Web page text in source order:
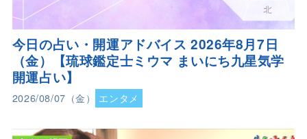
今日の占い・開運アドバイス 2026年8月7日
（金）【琉球鑑定士ミウマ まいにち九星気学
開運占い】
2026/08/07（金） エンタメ